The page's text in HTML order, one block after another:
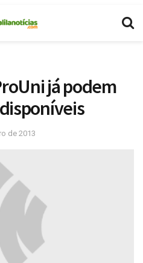
já podem
de 2013